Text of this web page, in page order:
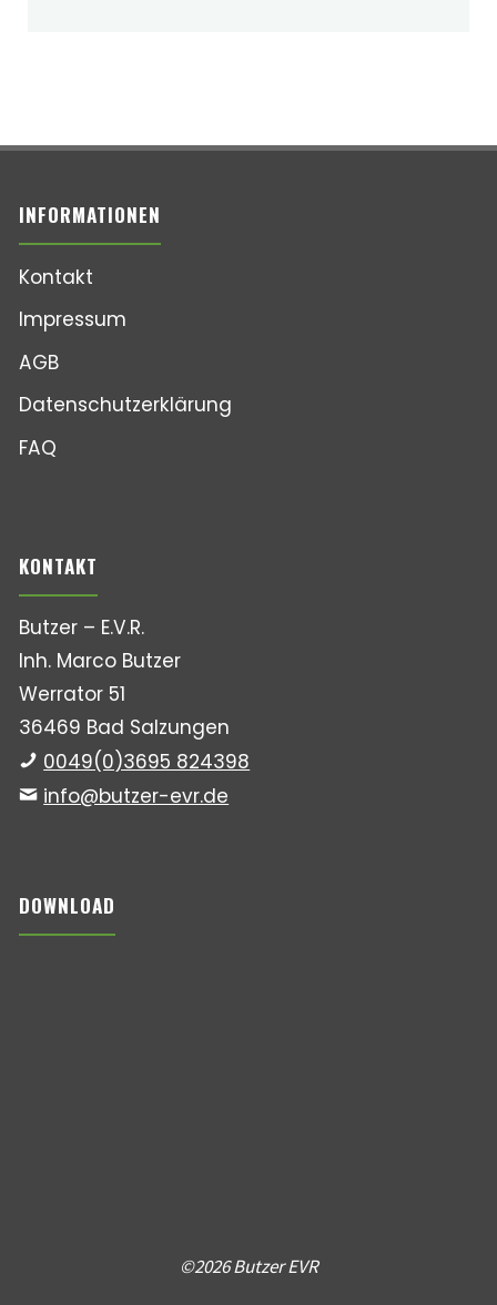
INFORMATIONEN
Kontakt
Impressum
AGB
Datenschutzerklärung
FAQ
KONTAKT
Butzer – E.V.R.
Inh. Marco Butzer
Werrator 51
36469 Bad Salzungen
0049(0)3695 824398
info@butzer-evr.de
DOWNLOAD
©2026 Butzer EVR